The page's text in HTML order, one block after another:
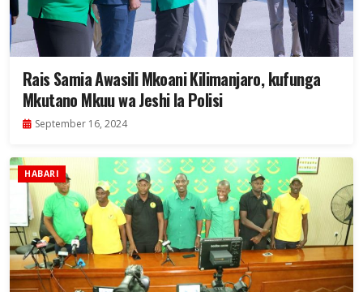
Rais Samia Awasili Mkoani Kilimanjaro, kufunga
Mkutano Mkuu wa Jeshi la Polisi
September 16, 2024
HABARI